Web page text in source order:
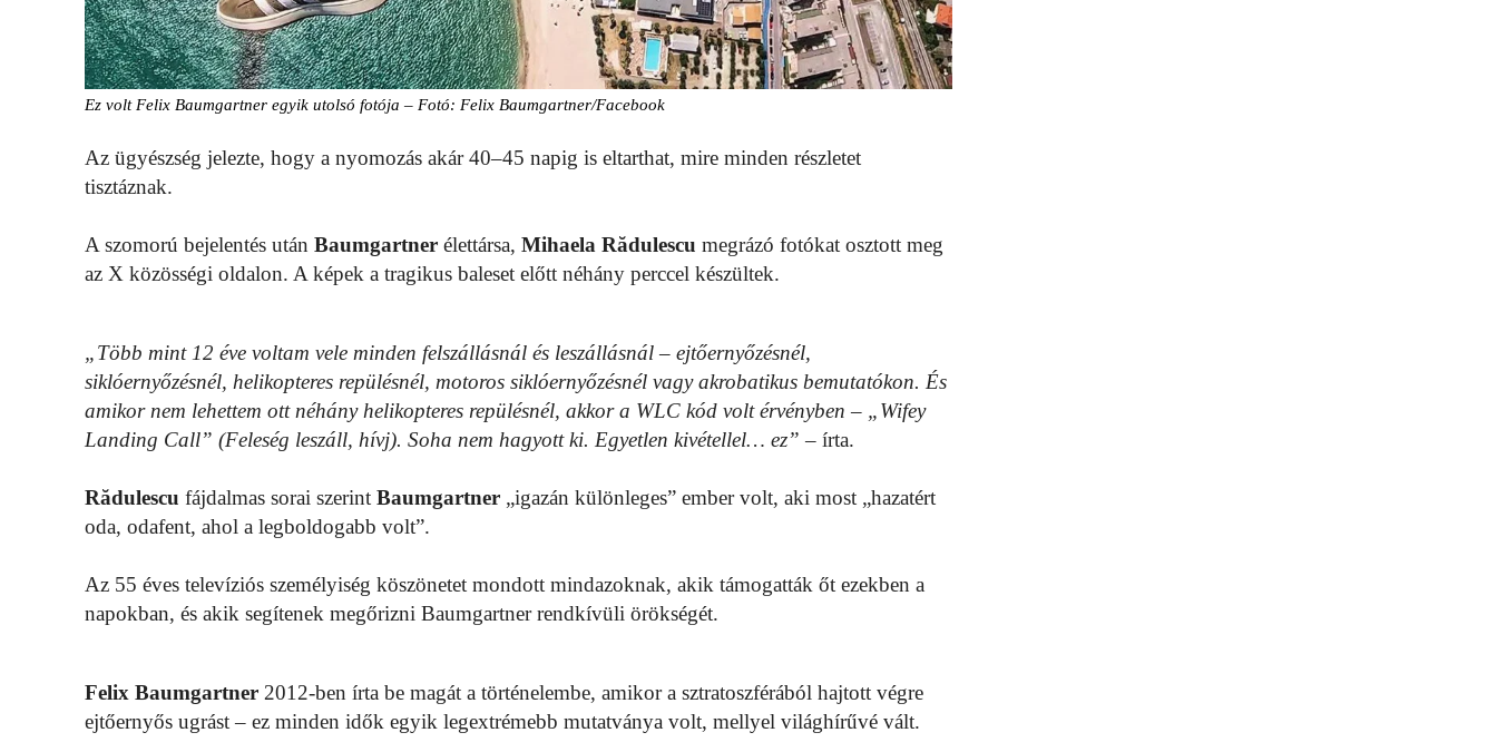
Ez volt Felix Baumgartner egyik utolsó fotója – Fotó: Felix Baumgartner/Facebook
Az ügyészség jelezte, hogy a nyomozás akár 40–45 napig is eltarthat, mire minden részletet
tisztáznak.
A szomorú bejelentés után Baumgartner élettársa, Mihaela Rădulescu megrázó fotókat osztott meg
az X közösségi oldalon. A képek a tragikus baleset előtt néhány perccel készültek.
„Több mint 12 éve voltam vele minden felszállásnál és leszállásnál – ejtőernyőzésnél,
siklóernyőzésnél, helikopteres repülésnél, motoros siklóernyőzésnél vagy akrobatikus bemutatókon. És
amikor nem lehettem ott néhány helikopteres repülésnél, akkor a WLC kód volt érvényben – „Wifey
Landing Call” (Feleség leszáll, hívj). Soha nem hagyott ki. Egyetlen kivétellel… ez” – írta.
Rădulescu fájdalmas sorai szerint Baumgartner „igazán különleges” ember volt, aki most „hazatért
oda, odafent, ahol a legboldogabb volt”.
Az 55 éves televíziós személyiség köszönetet mondott mindazoknak, akik támogatták őt ezekben a
napokban, és akik segítenek megőrizni Baumgartner rendkívüli örökségét.
Felix Baumgartner 2012-ben írta be magát a történelembe, amikor a sztratoszférából hajtott végre
ejtőernyős ugrást – ez minden idők egyik legextrémebb mutatványa volt, mellyel világhírűvé vált.